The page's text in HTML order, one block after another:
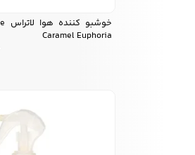
Caramel Euphoria